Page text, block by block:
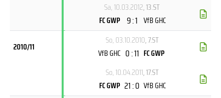
Sa, 10.03.2012, 13.ST
FC GWP 9 : 1 VfB GHC
2010/11
So, 03.10.2010, 7.ST
VfB GHC 0 : 11 FC GWP
So, 10.04.2011, 17.ST
FC GWP 21 : 0 VfB GHC